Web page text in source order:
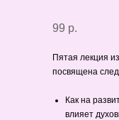
99 р.
Пятая лекция
посвящена
Как на
влияет